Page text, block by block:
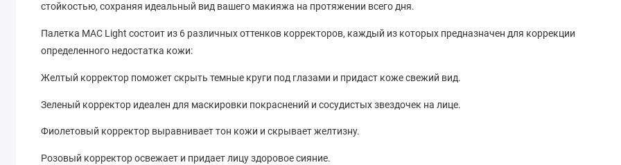
стойкостью, сохраняя идеальный вид вашего макияжа на протяжении всего дня.
Палетка MAC Light состоит из 6 различных оттенков корректоров, каждый из которых предназначен для коррекции
определенного недостатка кожи:
Желтый корректор поможет скрыть темные круги под глазами и придаст коже свежий вид.
Зеленый корректор идеален для маскировки покраснений и сосудистых звездочек на лице.
Фиолетовый корректор выравнивает тон кожи и скрывает желтизну.
Розовый корректор освежает и придает лицу здоровое сияние.